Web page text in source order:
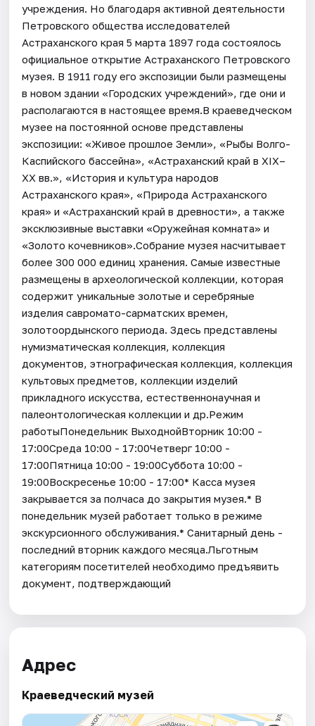
учреждения. Но благодаря активной деятельности
Петровского общества исследователей
Астраханского края 5 марта 1897 года состоялось
официальное открытие Астраханского Петровского
музея. В 1911 году его экспозиции были размещены
в новом здании «Городских учреждений», где они и
располагаются в настоящее время.В краеведческом
музее на постоянной основе представлены
экспозиции: «Живое прошлое Земли», «Рыбы Волго-
Каспийского бассейна», «Астраханский край в XIX–
XX вв.», «История и культура народов
Астраханского края», «Природа Астраханского
края» и «Астраханский край в древности», а также
эксклюзивные выставки «Оружейная комната» и
«Золото кочевников».Собрание музея насчитывает
более 300 000 единиц хранения. Самые известные
размещены в археологической коллекции, которая
содержит уникальные золотые и серебряные
изделия савромато-сарматских времен,
золотоордынского периода. Здесь представлены
нумизматическая коллекция, коллекция
документов, этнографическая коллекция, коллекция
культовых предметов, коллекции изделий
прикладного искусства, естественнонаучная и
палеонтологическая коллекции и др.Режим
работыПонедельник ВыходнойВторник 10:00 -
17:00Среда 10:00 - 17:00Четверг 10:00 -
17:00Пятница 10:00 - 19:00Суббота 10:00 -
19:00Воскресенье 10:00 - 17:00* Касса музея
закрывается за полчаса до закрытия музея.* В
понедельник музей работает только в режиме
экскурсионного обслуживания.* Санитарный день -
последний вторник каждого месяца.Льготным
категориям посетителей необходимо предъявить
документ, подтверждающий
Адрес
Краеведческий музей